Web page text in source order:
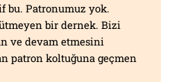
bu. Patronumuz yok.
bir dernek. Bizi
ve devam etmesini
patron koltuğuna geçmen